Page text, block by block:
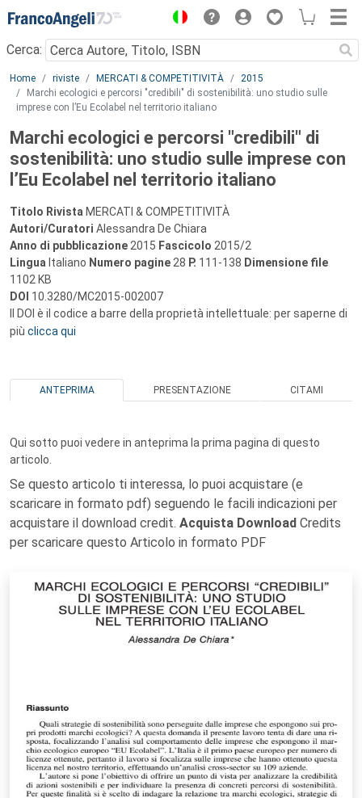
Menu
Cerca:
Main content
Home riviste MERCATI & COMPETITIVITÀ
2015
Marchi ecologici e percorsi "credibili" di sostenibilità: uno studio sulle
imprese con l’Eu Ecolabel nel territorio italiano
Marchi ecologici e percorsi "credibili" di
sostenibilità: uno studio sulle imprese con
l’Eu Ecolabel nel territorio italiano
Titolo Rivista MERCATI & COMPETITIVITÀ
Autori/Curatori Alessandra De Chiara
Anno di pubblicazione 2015 Fascicolo 2015/2
Lingua Italiano Numero pagine 28 P. 111-138 Dimensione file
1102 KB
DOI 10.3280/MC2015-002007
Il DOI è il codice a barre della proprietà intellettuale: per saperne di
più clicca qui
ANTEPRIMA PRESENTAZIONE CITAMI
Qui sotto puoi vedere in anteprima la prima pagina di questo
articolo.
Se questo articolo ti interessa, lo puoi acquistare (e
scaricare in formato pdf) seguendo le facili indicazioni per
acquistare il download credit. Acquista Download Credits
per scaricare questo Articolo in formato PDF